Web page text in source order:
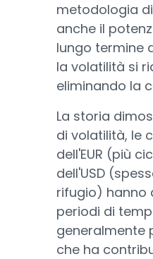
metodologia
anche il
lungo termine
la volatilità si
eliminando la
La storia
di volatilità, le
dell'EUR (più
dell'USD
rifugio) hanno
periodi di
generalmente
che ha